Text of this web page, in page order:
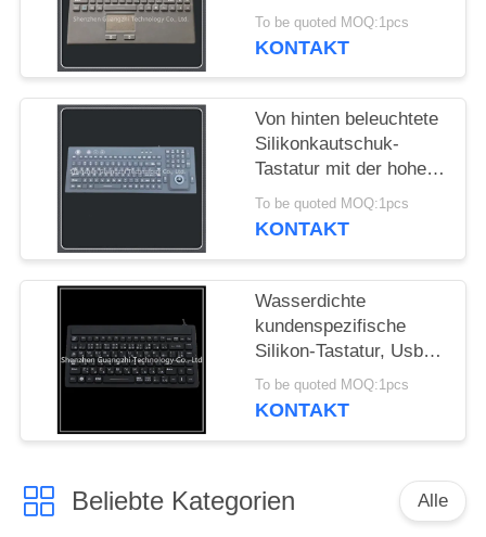
Berührungsflächen-
Mäuseintegration
To be quoted MOQ:1pcs
KONTAKT
Von hinten beleuchtete
Silikonkautschuk-
Tastatur mit der hohe
Genauigkeits-
Rollkugel-Maus flexibel
To be quoted MOQ:1pcs
KONTAKT
Wasserdichte
kundenspezifische
Silikon-Tastatur, Usb-
Schnittstellen-
Verbindungs-
To be quoted MOQ:1pcs
KONTAKT
Beliebte Kategorien Alle